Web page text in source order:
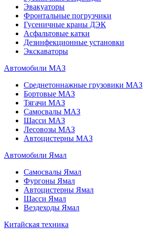
Эвакуаторы
Фронтальные погрузчики
Гусеничные краны ДЭК
Асфальтовые катки
Дезинфекционные установки
Экскаваторы
Автомобили МАЗ
Среднетоннажные грузовики МАЗ
Бортовые МАЗ
Тягачи МАЗ
Самосвалы МАЗ
Шасси МАЗ
Лесовозы МАЗ
Автоцистерны МАЗ
Автомобили Ямал
Самосвалы Ямал
Фургоны Ямал
Автоцистерны Ямал
Шасси Ямал
Вездеходы Ямал
Китайская техника